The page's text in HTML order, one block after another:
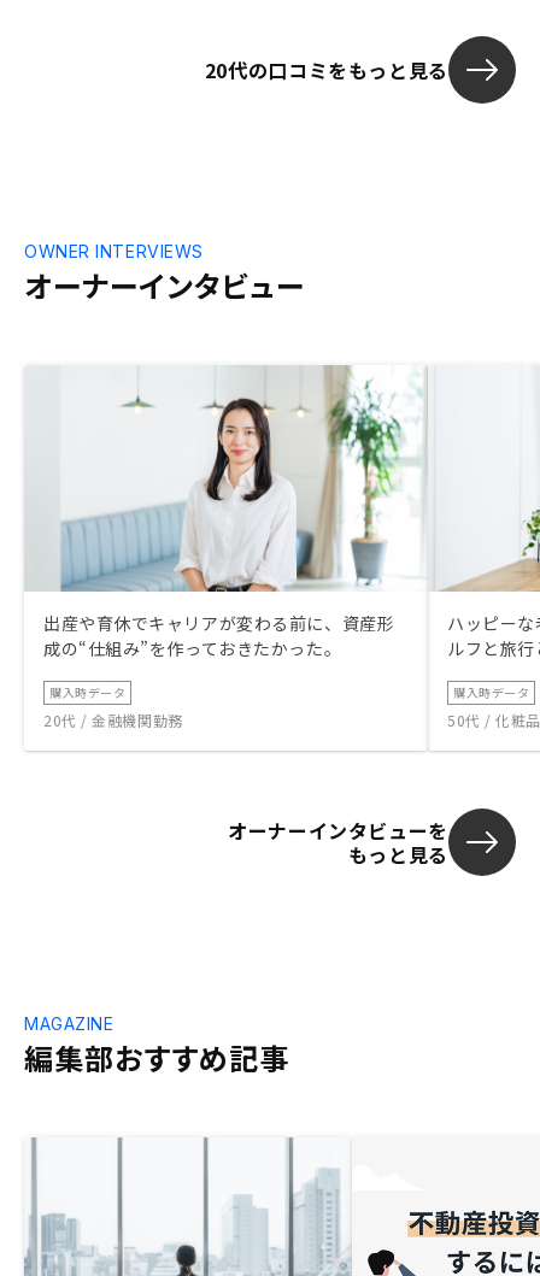
ョンで知り購
20代の口コミをもっと見る
オーナーインタビュー
OWNER INTERVIEWS
出産や育休でキャリアが変わる前に、資産形
成の“仕組み”を作っておきたかった。
購入時データ
20代 / 金融機関勤務
ハッピー
ルフと旅
購入時データ
50代 / 化粧
オーナーインタビューを
もっと見る
編集部おすすめ記事
MAGAZINE